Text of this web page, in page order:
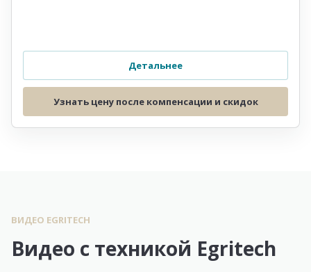
Детальнее
Узнать цену после компенсации и скидок
ВИДЕО EGRITECH
Видео с техникой Egritech